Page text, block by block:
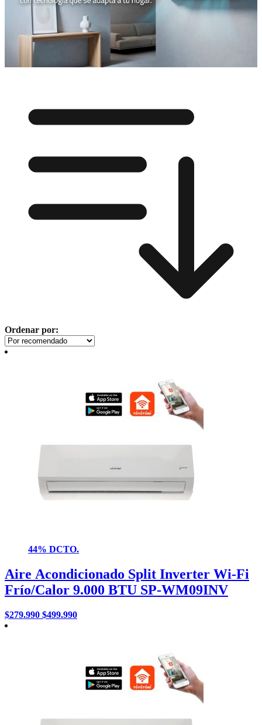
Ordenar por:
44% DCTO.
Aire Acondicionado Split Inverter Wi-Fi
Frío/Calor 9.000 BTU SP-WM09INV
$279.990 $499.990